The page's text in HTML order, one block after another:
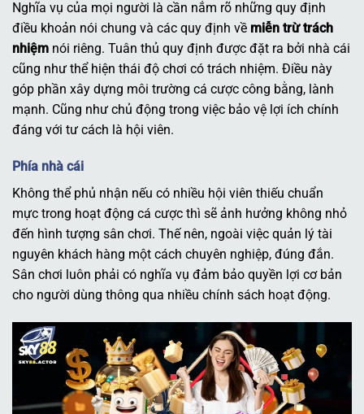
Nghĩa vụ của mọi người là cần nắm rõ những quy định
điều khoản nói chung và các quy định về miễn trừ trách
nhiệm nói riêng. Tuân thủ quy định được đặt ra bởi nhà cái
cũng như thể hiện thái độ chơi có trách nhiệm. Điều này
góp phần xây dựng môi trường cá cược công bằng, lành
mạnh. Cũng như chủ động trong việc bảo vệ lợi ích chính
đáng với tư cách là hội viên.
Phía nhà cái
Không thể phủ nhận nếu có nhiều hội viên thiếu chuẩn
mực trong hoạt động cá cược thì sẽ ảnh hưởng không nhỏ
đến hình tượng sân chơi. Thế nên, ngoài việc quản lý tài
nguyên khách hàng một cách chuyên nghiệp, đúng đắn.
Sân chơi luôn phải có nghĩa vụ đảm bảo quyền lợi cơ bản
cho người dùng thông qua nhiều chính sách hoạt động.